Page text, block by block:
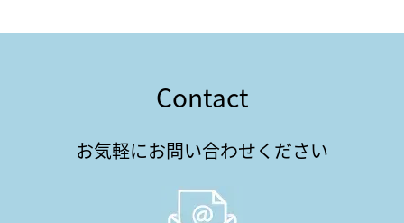
Contact
お気軽にお問い合わせください